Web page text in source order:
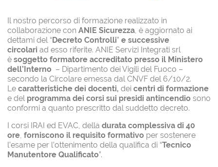
Il nostro percorso di formazione realizzato in
collaborazione con ANIE Sicurezza, è aggiornato ai
dettami del “Decreto Controlli” e successive
circolari ad esso riferite. ANIE Servizi Integrati srl
è soggetto formatore accreditato presso il Ministero
dell’Interno – Dipartimento dei Vigili del Fuoco –
secondo la Circolare emessa dal CNVF del 6/10/2.
Le caratteristiche dei docenti, dei centri di formazione
e del programma dei corsi sui presidi antincendio sono
conformi a quanto prescritto dal suddetto decreto.
I corsi IRAI ed EVAC, della durata complessiva di 40
ore, forniscono il requisito formativo per sostenere
l’esame per l’ottenimento della qualifica di “Tecnico
Manutentore Qualificato”.